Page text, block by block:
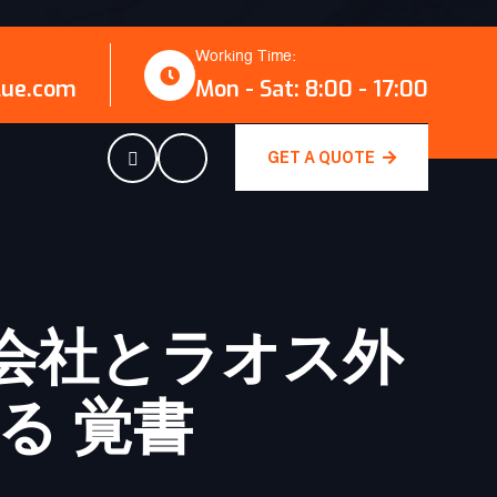
Working Time:
Mon - Sat: 8:00 - 17:00
GET A QUOTE
社とラオス外
覚書